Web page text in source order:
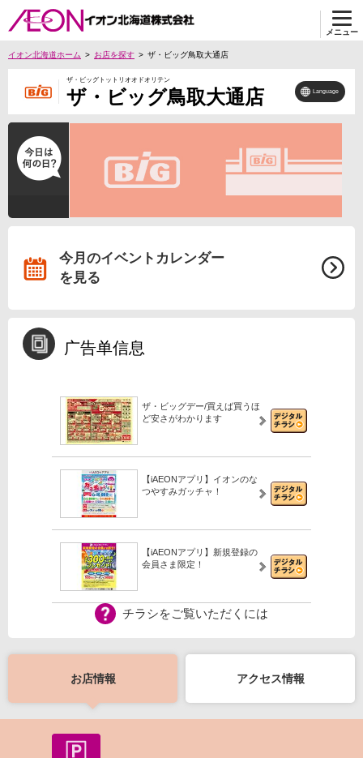
メニュー
イオン北海道ホーム お店を探す ザ・ビッグ鳥取大通店
ザ・ビッグトットリオオドオリテン
ザ・ビッグ鳥取大通店 Language
今月のイベントカレンダー
を見る
广告单信息
ザ・ビッグデー/買えば買うほ
ど安さがわかります
【iAEONアプリ】イオンのな
つやすみガッチャ！
【iAEONアプリ】新規登録の
会員さま限定！
チラシをご覧いただくには
お店情報 アクセス情報